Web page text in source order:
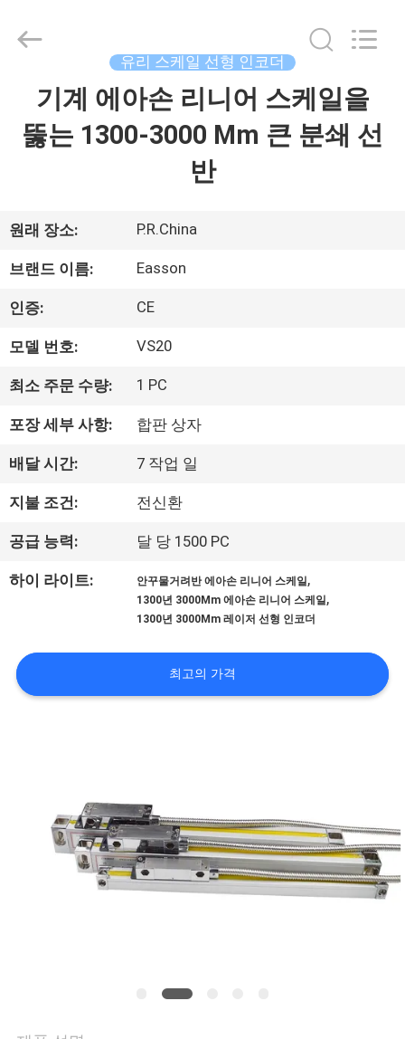
우
리
에
공
장
견
품
Measurement
Technology
Rights
Reserved.
유리 스케일 선형 인코더
기계 에아손 리니어 스케일을
뚫는 1300-3000 Mm 큰 분쇄 선
반
원래 장소: P.R.China
브랜드 이름: Easson
인증: CE
모델 번호: VS20
최소 주문 수량: 1 PC
포장 세부 사항: 합판 상자
배달 시간: 7 작업 일
지불 조건: 전신환
공급 능력: 달 당 1500 PC
하이 라이트: 안꾸물거려반 에아손 리니어 스케일,
1300년 3000Mm 에아손 리니어 스케일,
1300년 3000Mm 레이저 선형 인코더
최고의 가격